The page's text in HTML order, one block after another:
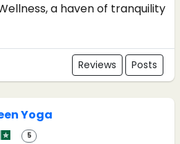
a haven of tranquility
Reviews Posts
Yoga
5